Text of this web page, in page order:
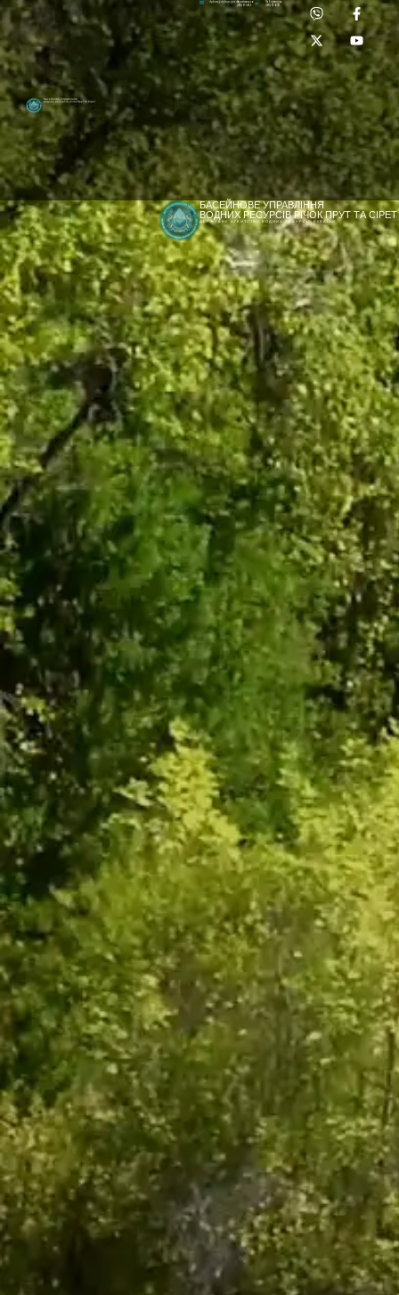
[newyear_garland]
Басейнове управління
водних ресурсів річок Прут та Сірет
Лабораторія:
(0372) 53-92-00
dpbuvr@dpbuvr.gov.uaПриймальня:
(0372) 51-14-56
БАСЕЙНОВЕ УПРАВЛІННЯ
ВОДНИХ РЕСУРСІВ РІЧОК ПРУТ ТА СІРЕТ
ДЕРЖАВНЕ АГЕНТСТВО ВОДНИХ РЕСУРСІВ УКРАЇНИ